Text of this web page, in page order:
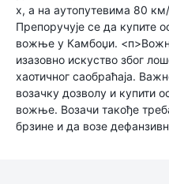
х, а на аутопутевима 80
Препоручује се да купите
вожње у Камбоџи.
изазовно искуство због
хаотичног саобраћаја.
возачку дозволу и купити
вожње. Возачи такође
брзине и да возе